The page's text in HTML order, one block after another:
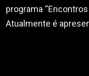
programa
Atualmente é